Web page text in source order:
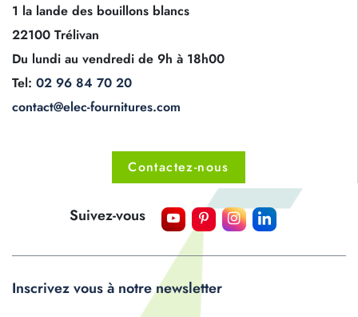
1 la lande des bouillons blancs
22100 Trélivan
Du lundi au vendredi de 9h à 18h00
Tel: 02 96 84 70 20
contact@elec-fournitures.com
Contactez-nous
Suivez-vous
Inscrivez vous à notre newsletter